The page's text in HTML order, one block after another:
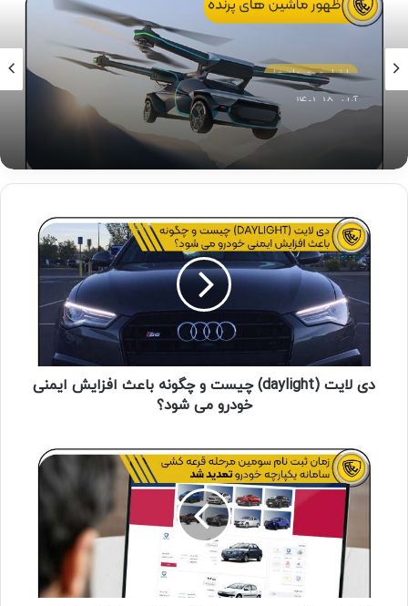
اخبار و رویداد ها
آبان ۱۵, ۱۴۰۱
ظهور ماشین‌های پرنده
دی لایت (daylight) چیست و چگونه باعث افزایش ایمنی
خودرو می شود؟